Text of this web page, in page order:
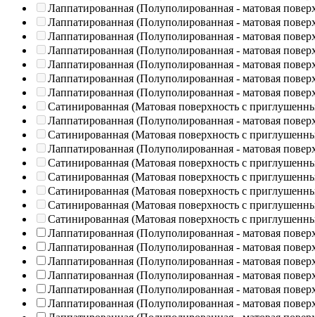
Лаппатированная (Полуполированная - матовая
Лаппатированная (Полуполированная - матовая
Лаппатированная (Полуполированная - матовая
Лаппатированная (Полуполированная - матовая
Лаппатированная (Полуполированная - матовая
Лаппатированная (Полуполированная - матовая
Лаппатированная (Полуполированная - матовая
Сатинированная (Матовая поверхность с
Лаппатированная (Полуполированная - матовая
Сатинированная (Матовая поверхность с
Лаппатированная (Полуполированная - матовая
Сатинированная (Матовая поверхность с
Сатинированная (Матовая поверхность с
Сатинированная (Матовая поверхность с
Сатинированная (Матовая поверхность с
Сатинированная (Матовая поверхность с
Лаппатированная (Полуполированная - матовая
Лаппатированная (Полуполированная - матовая
Лаппатированная (Полуполированная - матовая
Лаппатированная (Полуполированная - матовая
Лаппатированная (Полуполированная - матовая
Лаппатированная (Полуполированная - матовая